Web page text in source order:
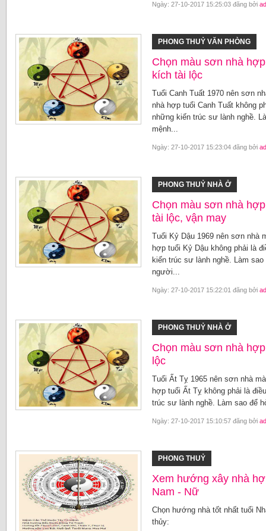
Ngày: 27-10-2017 15:25:03 đăng bởi
PHONG THUỶ VĂN PHÒNG
Chọn màu sơn nhà
kích tài lộc
Tuổi Canh Tuất 1970 nên sơn
nhà hợp tuổi Canh Tuất không
những kiến trúc sư lành nghề.
mệnh...
Ngày: 27-10-2017 15:23:04 đăng bởi
PHONG THUỶ NHÀ Ở
Chọn màu sơn nhà
tài lộc, vận may
Tuổi Kỷ Dậu 1969 nên sơn nhà
hợp tuổi Kỷ Dậu không phải là
kiến trúc sư lành nghề. Làm
người...
Ngày: 27-10-2017 15:22:01 đăng bởi
PHONG THUỶ NHÀ Ở
Chọn màu sơn nhà
lộc
Tuổi Ất Tỵ 1965 nên sơn nhà
hợp tuổi Ất Tỵ không phải là
trúc sư lành nghề. Làm sao để
Ngày: 27-10-2017 15:10:57 đăng bởi
PHONG THUỶ
Xem hướng xây nhà
Nam - Nữ
Chọn hướng nhà tốt nhất tuổi
thủy: